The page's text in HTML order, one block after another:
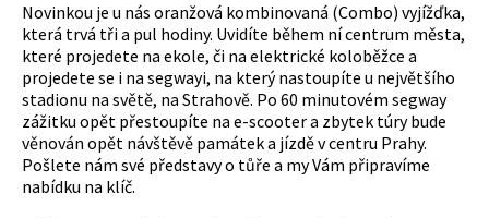
Novinkou je u nás oranžová kombinovaná (Combo) vyjížďka,
která trvá tři a pul hodiny. Uvidíte během ní centrum města,
které projedete na ekole, či na elektrické koloběžce a
projedete se i na segwayi, na který nastoupíte u největšího
stadionu na světě, na Strahově. Po 60 minutovém segway
zážitku opět přestoupíte na e-scooter a zbytek túry bude
věnován opět návštěvě památek a jízdě v centru Prahy.
Pošlete nám své představy o tůře a my Vám připravíme
nabídku na klíč.